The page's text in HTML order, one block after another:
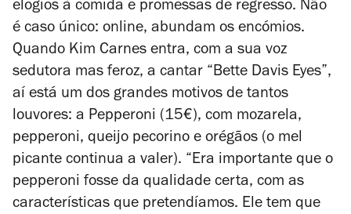
elogios à comida e promessas de regresso. Não
é caso único: online, abundam os encómios.
Quando Kim Carnes entra, com a sua voz
sedutora mas feroz, a cantar “Bette Davis Eyes”,
aí está um dos grandes motivos de tantos
louvores: a Pepperoni (15€), com mozarela,
pepperoni, queijo pecorino e orégãos (o mel
picante continua a valer). “Era importante que o
pepperoni fosse da qualidade certa, com as
características que pretendíamos. Ele tem que